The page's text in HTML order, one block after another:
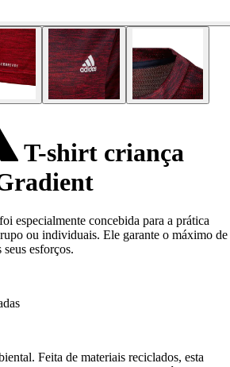
T-shirt criança
especialmente concebida para a prática
ou individuais. Ele garante o máximo de
esforços.
Feita de materiais reciclados, esta